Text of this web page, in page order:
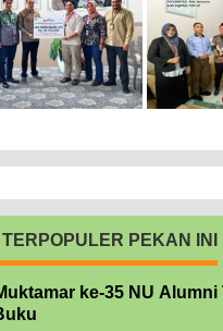
PEKAN INI
ke-35 NU Alumni